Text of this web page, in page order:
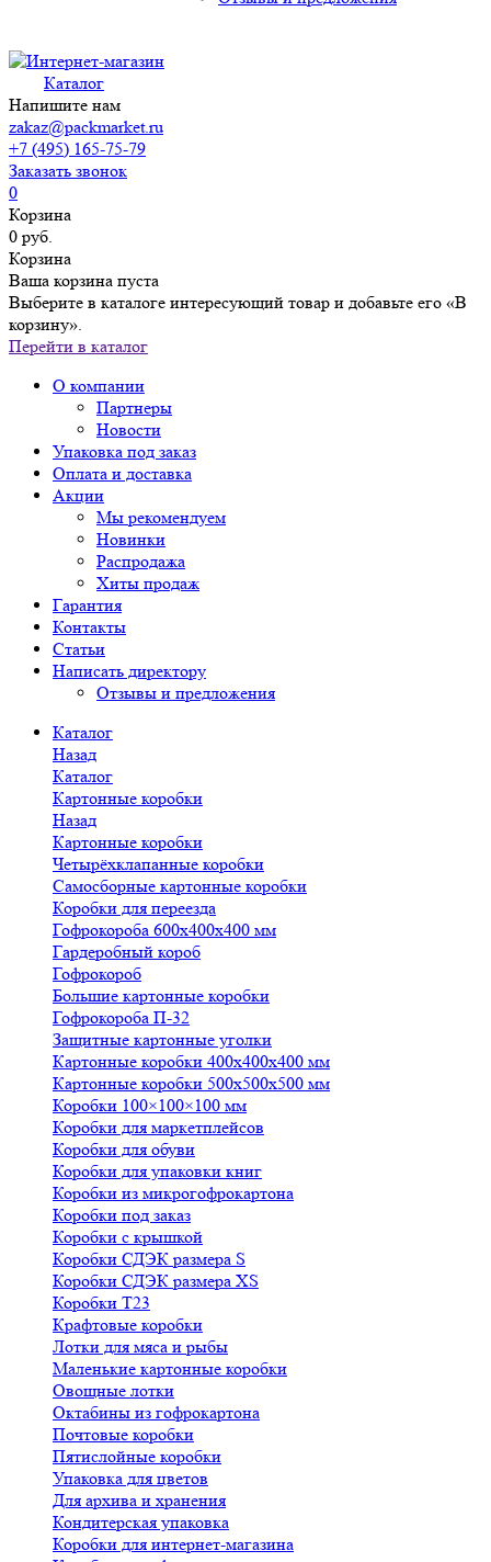
Каталог
Напишите нам
zakaz@packmarket.ru
+7 (495) 165-75-79
Заказать звонок
0
Корзина
0 руб.
Корзина
Ваша корзина пуста
Выберите в каталоге интересующий товар и добавьте его «В
корзину».
Перейти в каталог
О компании
Партнеры
Новости
Упаковка под заказ
Оплата и доставка
Акции
Мы рекомендуем
Новинки
Распродажа
Хиты продаж
Гарантия
Контакты
Статьи
Написать директору
Отзывы и предложения
Каталог
Назад
Каталог
Картонные коробки
Назад
Картонные коробки
Четырёхклапанные коробки
Самосборные картонные коробки
Коробки для переезда
Гофрокороба 600х400х400 мм
Гардеробный короб
Гофрокороб
Большие картонные коробки
Гофрокороба П-32
Защитные картонные уголки
Картонные коробки 400х400х400 мм
Картонные коробки 500х500х500 мм
Коробки 100×100×100 мм
Коробки для маркетплейсов
Коробки для обуви
Коробки для упаковки книг
Коробки из микрогофрокартона
Коробки под заказ
Коробки с крышкой
Коробки СДЭК размера S
Коробки СДЭК размера XS
Коробки Т23
Крафтовые коробки
Лотки для мяса и рыбы
Маленькие картонные коробки
Овощные лотки
Октабины из гофрокартона
Почтовые коробки
Пятислойные коробки
Упаковка для цветов
Для архива и хранения
Кондитерская упаковка
Коробки для интернет-магазина